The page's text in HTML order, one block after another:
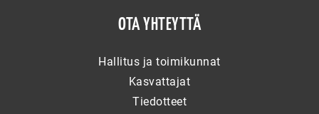
OTA YHTEYTTÄ
Hallitus ja toimikunnat
Kasvattajat
Tiedotteet